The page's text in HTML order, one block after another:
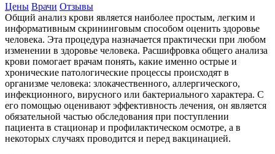
Цены Врачи Отзывы
Общий анализ крови является наиболее простым, легким и
информативным скрининговым способом оценить здоровье
человека. Эта процедура назначается практически при любом
изменении в здоровье человека. Расшифровка общего анализа
крови помогает врачам понять, какие именно острые и
хронические патологические процессы происходят в
организме человека: злокачественного, аллергического,
инфекционного, вирусного или бактериального характера. С
его помощью оценивают эффективность лечения, он является
обязательной частью обследования при поступлении
пациента в стационар и профилактическом осмотре, а в
некоторых случаях проводится и перед вакцинацией.